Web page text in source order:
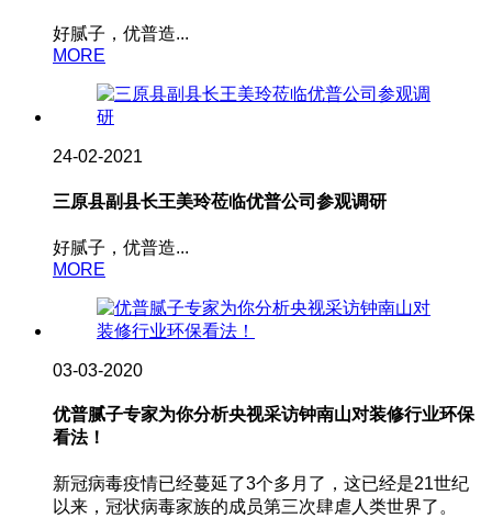
好腻子，优普造...
MORE
24-02-2021
三原县副县长王美玲莅临优普公司参观调研
好腻子，优普造...
MORE
03-03-2020
优普腻子专家为你分析央视采访钟南山对装修行业环保
看法！
新冠病毒疫情已经蔓延了3个多月了，这已经是21世纪
以来，冠状病毒家族的成员第三次肆虐人类世界了。